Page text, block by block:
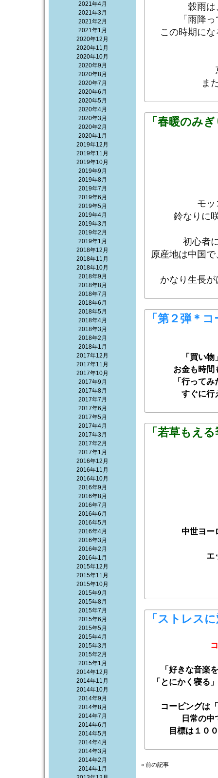
2021年4月
2021年3月
2021年2月
2021年1月
2020年12月
2020年11月
2020年10月
2020年9月
2020年8月
2020年7月
2020年6月
2020年5月
2020年4月
2020年3月
2020年2月
2020年1月
2019年12月
2019年11月
2019年10月
2019年9月
2019年8月
2019年7月
2019年6月
2019年5月
2019年4月
2019年3月
2019年2月
2019年1月
2018年12月
2018年11月
2018年10月
2018年9月
2018年8月
2018年7月
2018年6月
2018年5月
2018年4月
2018年3月
2018年2月
2018年1月
2017年12月
2017年11月
2017年10月
2017年9月
2017年8月
2017年7月
2017年6月
2017年5月
2017年4月
2017年3月
2017年2月
2017年1月
2016年12月
2016年11月
2016年10月
2016年9月
2016年8月
2016年7月
2016年6月
2016年5月
2016年4月
2016年3月
2016年2月
2016年1月
2015年12月
2015年11月
2015年10月
2015年9月
2015年8月
2015年7月
2015年6月
2015年5月
2015年4月
2015年3月
2015年2月
2015年1月
2014年12月
2014年11月
2014年10月
2014年9月
2014年8月
2014年7月
2014年6月
2014年5月
2014年4月
2014年3月
2014年2月
2014年1月
穀雨
「雨降
この時期に
ま
「春暖のみ
モッ
鈴なりに
初心者
原産地は中国
かなり生長
「第２弾＊
「買い
お金も時間
「行って
すぐに行
「若草もえ
中世ヨー
エ
「ストレス
「好きな音楽
「とにかく寝る
コーピングは
日常の
目標は１０
« 前の記事